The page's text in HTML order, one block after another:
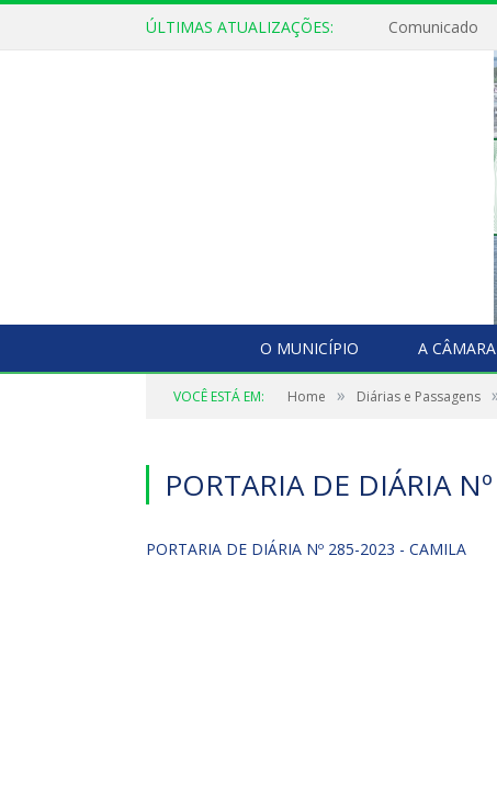
ÚLTIMAS ATUALIZAÇÕES: Comunicado
O MUNICÍPIO A CÂMARA
VOCÊ ESTÁ EM: Home » Diárias e Passagens
PORTARIA DE DIÁRIA
PORTARIA DE DIÁRIA Nº 285-2023 - CAMILA